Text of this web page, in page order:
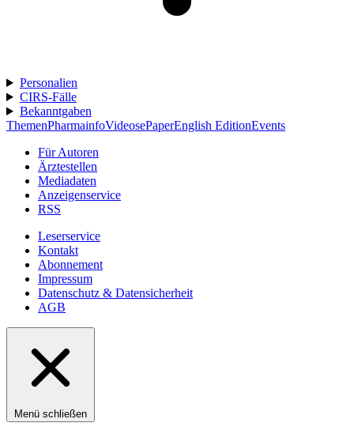
Personalien
CIRS-Fälle
Bekanntgaben
ThemenPharmainfoVideosePaperEnglish EditionEvents
Für Autoren
Ärztestellen
Mediadaten
Anzeigenservice
RSS
Leserservice
Kontakt
Abonnement
Impressum
Datenschutz & Datensicherheit
AGB
Menü schließen